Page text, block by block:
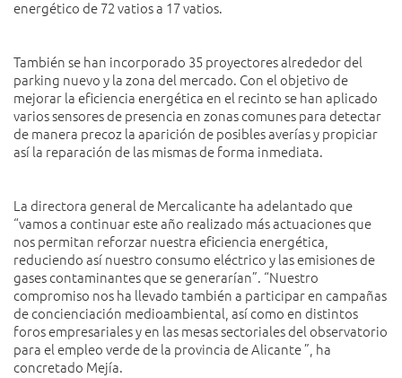
energético de 72 vatios a 17 vatios.
También se han incorporado 35 proyectores alrededor del
parking nuevo y la zona del mercado. Con el objetivo de
mejorar la eficiencia energética en el recinto se han aplicado
varios sensores de presencia en zonas comunes para detectar
de manera precoz la aparición de posibles averías y propiciar
así la reparación de las mismas de forma inmediata.
La directora general de Mercalicante ha adelantado que
“vamos a continuar este año realizado más actuaciones que
nos permitan reforzar nuestra eficiencia energética,
reduciendo así nuestro consumo eléctrico y las emisiones de
gases contaminantes que se generarían”. “Nuestro
compromiso nos ha llevado también a participar en campañas
de concienciación medioambiental, así como en distintos
foros empresariales y en las mesas sectoriales del observatorio
para el empleo verde de la provincia de Alicante ”, ha
concretado Mejía.